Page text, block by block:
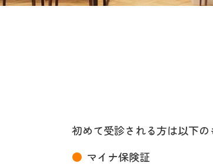
初めて受診される方は以下の
マイナ保険証